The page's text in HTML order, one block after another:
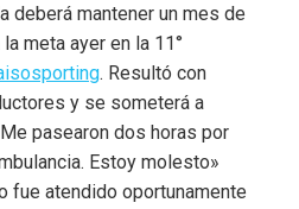
deberá mantener un mes de
meta ayer en la 11°
. Resultó con
y se someterá a
pasearon dos horas por
Estoy molesto»
fue atendido oportunamente